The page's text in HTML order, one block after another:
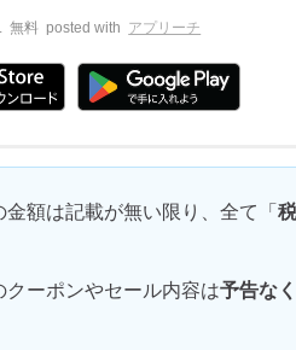
無料 posted with アプリーチ
額は記載が無い限り、全て「
クーポンやセール内容は予告な